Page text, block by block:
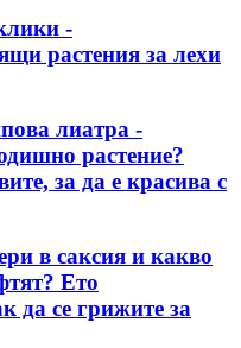
-
растения за лехи
лиатра -
растение?
за да е красива с
в саксия и какво
Ето
да се грижите за